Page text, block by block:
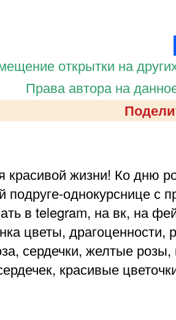
открытки на
Права автора на
жизни! Ко дню
подруге-однокурснице с
в telegram, на вк, на
цветы,
сердечки, желтые
красивые